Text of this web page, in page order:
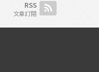
RSS
文章訂閱